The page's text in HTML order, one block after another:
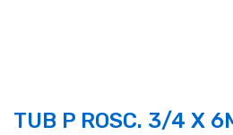
TUB P ROSC. 3/4 X